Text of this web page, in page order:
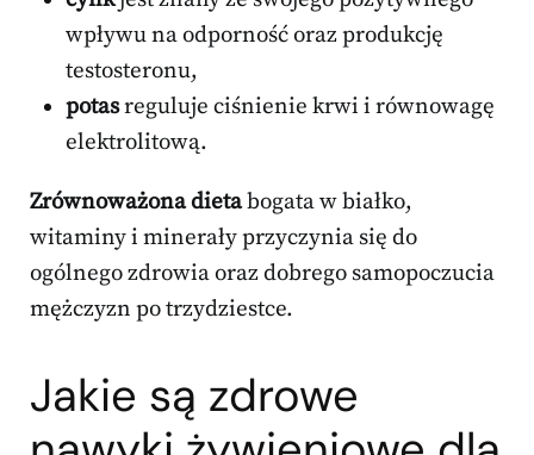
wpływu na odporność oraz produkcję
testosteronu,
potasreguluje ciśnienie krwi i równowagę
elektrolitową.
Zrównoważona dietabogata w białko,
witaminy i minerały przyczynia się do
ogólnego zdrowia oraz dobrego samopoczucia
mężczyzn po trzydziestce.
Jakie są zdrowe